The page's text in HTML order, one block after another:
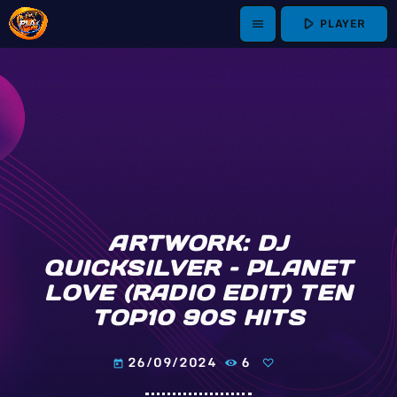
menu play_arrow PLAYER
ARTWORK: DJ
QUICKSILVER – PLANET
LOVE (RADIO EDIT) TEN
TOP10 90S HITS
today 26/09/2024 6